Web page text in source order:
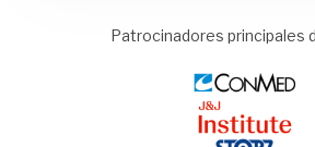
Patrocinadores principales
Image
Image